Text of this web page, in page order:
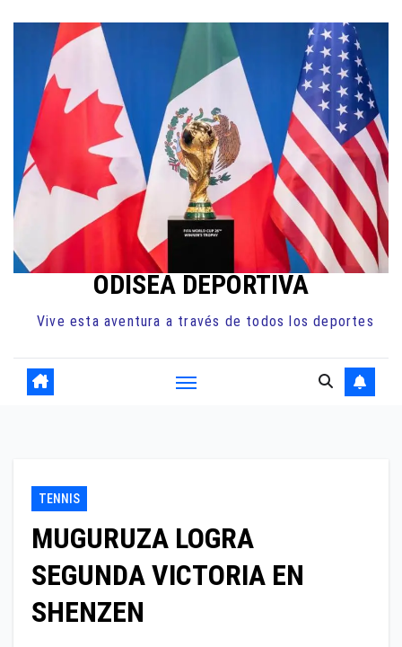
contenido
ODISEA DEPORTIVA
Vive esta aventura a través de todos los deportes
TENNIS
MUGURUZA LOGRA
SEGUNDA VICTORIA EN
SHENZEN